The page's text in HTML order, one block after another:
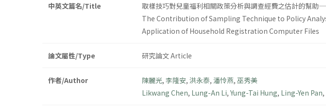
中英文篇名/Title
取樣技巧對兒童福利相關政策分析與調查經費之估計的幫
The Contribution of Sampling Technique to Policy
Application of Household Registration Computer Files
論文屬性/Type 研究論文 Article
作者/Author 陳麗光, 李隆安, 洪永泰, 潘怜燕, 巫秀美
Likwang Chen, Lung-An Li, Yung-Tai Hung, Ling-Yen Pan,